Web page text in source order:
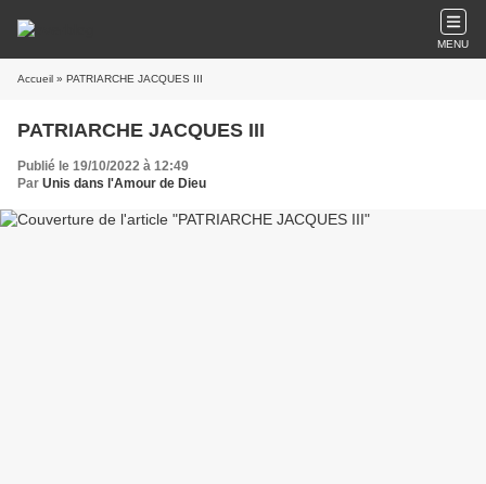
MENU
Accueil » PATRIARCHE JACQUES III
PATRIARCHE JACQUES III
Publié le 19/10/2022 à 12:49
Par Unis dans l'Amour de Dieu